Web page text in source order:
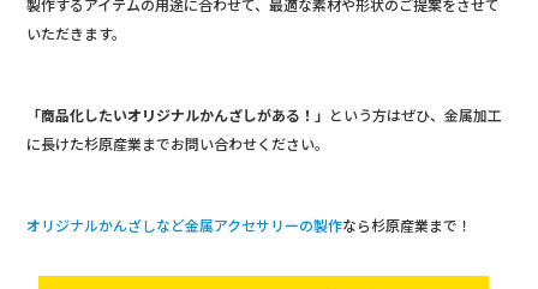
いただきます。
「商品化したいオリジナルかんざしがある！」 という方はぜひ、金属加工
に長けた杉原産業までお問い合わせください。
オリジナルかんざしなど金属アクセサリーの製作なら杉原産業まで！